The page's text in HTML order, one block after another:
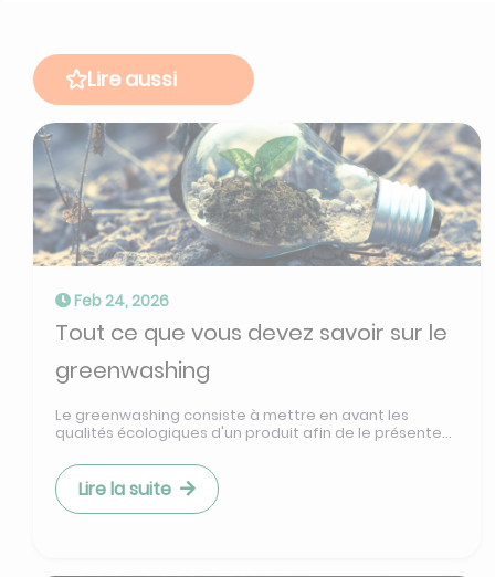
Lire aussi
Feb 24, 2026
Tout ce que vous devez savoir sur le
greenwashing
Le greenwashing consiste à mettre en avant les
qualités écologiques d'un produit afin de le présente...
Lire la suite